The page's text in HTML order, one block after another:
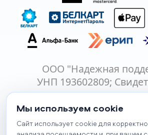
ООО "Надежная
УНП 193602809;
о
регистрации №
29.11.2021 выдано
Мы используем cookie
Сайт использует cookie для